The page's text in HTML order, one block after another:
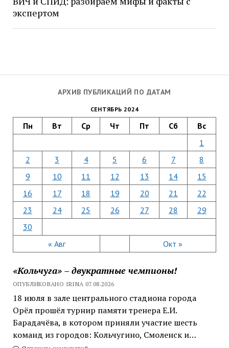
АРХИВ ПУБЛИКАЦИЙ ПО ДАТАМ
СЕНТЯБРЬ 2024
Пн Вт Ср Чт Пт Сб Вс
« Авг Окт »
1
2
3 4 5 6 7
8
9
10 11 12 13 14
15
16
17 18 19 20 21
22
23
24 25 26 27 28
29
30
«Кольчуга» – двукратные чемпионы!
ОПУБЛИКОВАНО IRINA 07.08.2026
18 июля в зале центрального стадиона города
Орёл прошёл турнир памяти тренера Е.И.
Барадачёва, в котором приняли участие шесть
команд из городов: Кольчугино, Смоленск и…
экспертом